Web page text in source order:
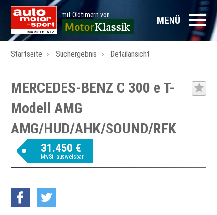
mit Oldtimern von MENÜ
Startseite Suchergebnis Detailansicht
MERCEDES-BENZ C 300 e T-
Modell AMG
AMG/HUD/AHK/SOUND/RFK
31.450 €
MwSt. ausweisbar